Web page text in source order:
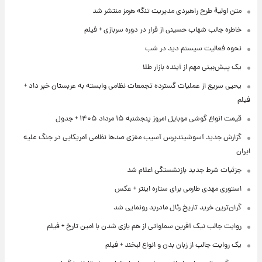
متن اولیۀ طرح راهبردی مدیریت تنگه هرمز منتشر شد
خاطره جالب شهاب حسینی از فرار در دوره سربازی + فیلم
نحوه فعالیت سیستم دید در شب
یک پیش‌بینی مهم از آینده بازار طلا
یحیی سریع از عملیات گسترده تجمعات نظامی وابسته به عربستان خبر داد +
فیلم
قیمت انواع گوشی موبایل امروز پنجشنبه ۱۵ مرداد ۱۴۰۵ + جدول
گزارش جدید آسوشیتدپرس آسیب مغزی صدها نظامی آمریکایی در جنگ علیه
ایران
جزئیات شرط جدید بازنشستگی اعلام شد
استوری مهدی طارمی برای ستاره اینتر + عکس
گران‌ترین خرید تاریخ رئال مادرید رونمایی شد
روایت جالب نیک آفرین سماواتی از هم بازی شدن با امین تارخ + فیلم
یک روایت جالب از زبان بدن و انواع لبخند + فیلم